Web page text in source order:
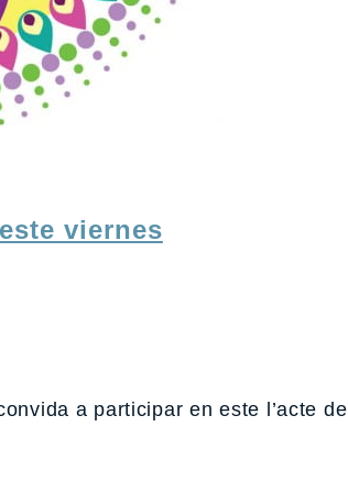
viernes
a participar en este l’acte de